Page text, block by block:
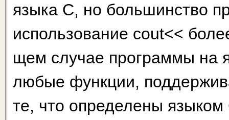
языка С, но боль­шинство
использование cout<<
щем случае программы на
любые функции,
те, что определены языком